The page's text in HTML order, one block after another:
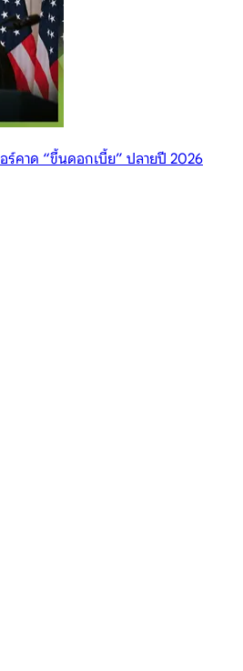
ร์คาด “ขึ้นดอกเบี้ย” ปลายปี 2026